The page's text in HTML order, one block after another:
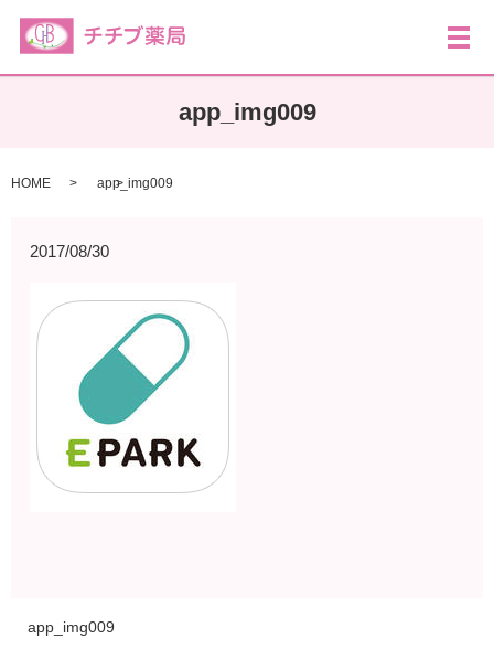
メ
app_img009
HOME app_img009
2017/08/30
app_img009